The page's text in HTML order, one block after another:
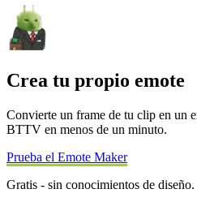
Crea tu propio emote
Convierte un frame de tu clip en un
BTTV en menos de un minuto.
Prueba el Emote Maker
Gratis - sin conocimientos de diseño.